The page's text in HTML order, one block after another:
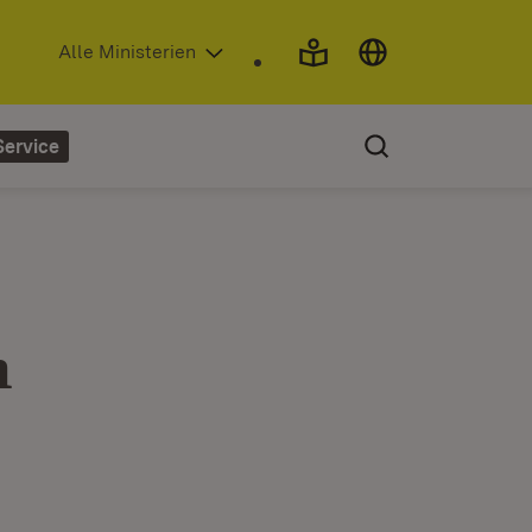
in neuem Fenster)
Alle Ministerien